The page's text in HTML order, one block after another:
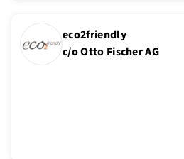
eco2friendly
c/o Otto Fischer AG